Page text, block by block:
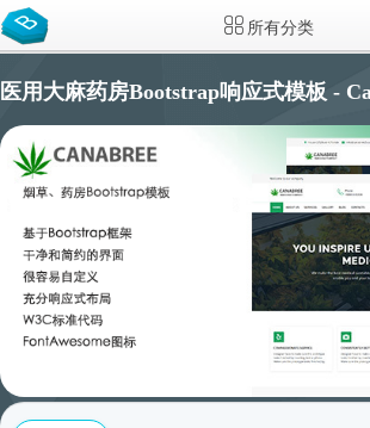
所有分类
医用大麻药房Bootstrap响应式模板 -